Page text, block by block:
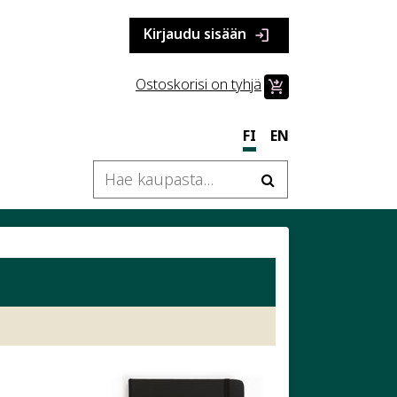
Kirjaudu sisään login
Ostoskorisi on tyhjä shopping_cart_checkout
FI EN